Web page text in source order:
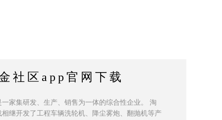
社区app官网下载
一家集研发、生产、销售为一体的综合性企业。 淘
相继开发了工程车辆洗轮机、降尘雾炮、翻抛机等产